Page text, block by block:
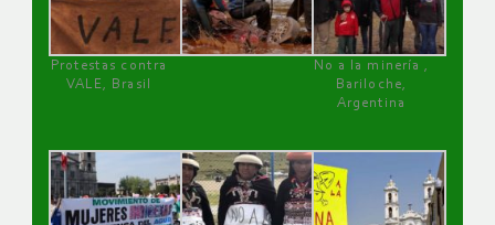
Protestas contra
VALE, Brasil
No a la minería ,
Bariloche,
Argentina